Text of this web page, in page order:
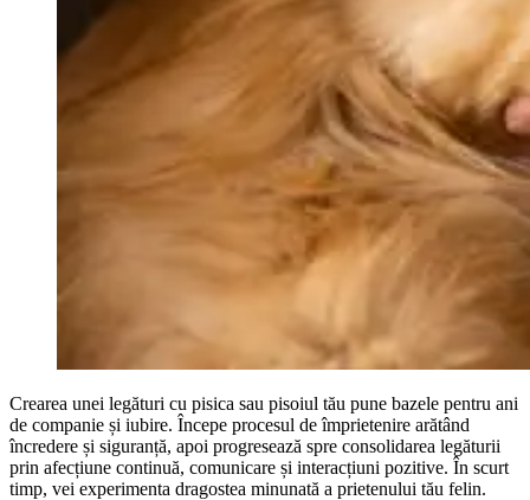
Crearea unei legături cu pisica sau pisoiul tău pune bazele pentru ani
de companie și iubire. Începe procesul de împrietenire arătând
încredere și siguranță, apoi progresează spre consolidarea legăturii
prin afecțiune continuă, comunicare și interacțiuni pozitive. În scurt
timp, vei experimenta dragostea minunată a prietenului tău felin.